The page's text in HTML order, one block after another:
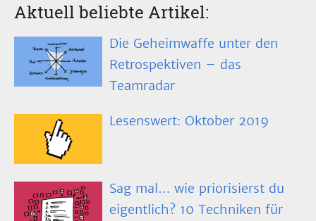
Aktuell beliebte Artikel:
Die Geheimwaffe unter den
Retrospektiven – das
Teamradar
Lesenswert: Oktober 2019
Sag mal… wie priorisierst du
eigentlich? 10 Techniken für